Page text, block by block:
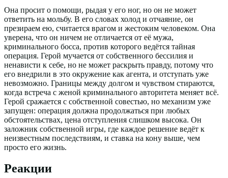
Она просит о помощи, рыдая у его ног, но он не может
ответить на мольбу. В его словах холод и отчаяние, он
презираем ею, считается врагом и жестоким человеком. Она
уверена, что он ничем не отличается от её мужа,
криминального босса, против которого ведётся тайная
операция. Герой мучается от собственного бессилия и
ненависти к себе, но не может раскрыть правду, потому что
его внедрили в это окружение как агента, и отступать уже
невозможно. Границы между долгом и чувством стираются,
когда встреча с женой криминального авторитета меняет всё.
Герой сражается с собственной совестью, но механизм уже
запущен: операция должна продолжаться при любых
обстоятельствах, цена отступления слишком высока. Он
заложник собственной игры, где каждое решение ведёт к
неизвестным последствиям, и ставка на кону выше, чем
просто его жизнь.
Реакции